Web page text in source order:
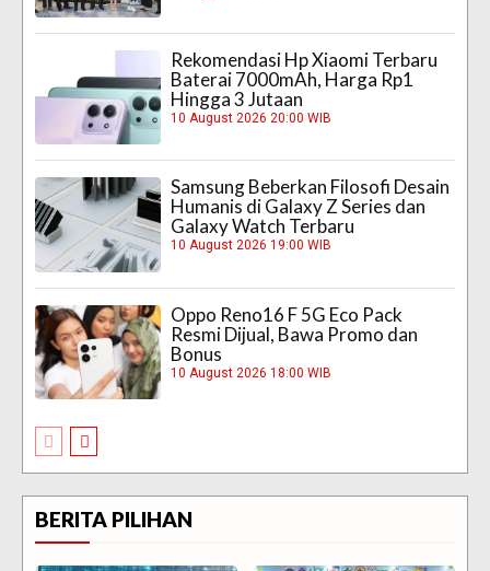
Rekomendasi Hp Xiaomi Terbaru
Baterai 7000mAh, Harga Rp1
Hingga 3 Jutaan
10 August 2026 20:00 WIB
Samsung Beberkan Filosofi Desain
Humanis di Galaxy Z Series dan
Galaxy Watch Terbaru
10 August 2026 19:00 WIB
Oppo Reno16 F 5G Eco Pack
Resmi Dijual, Bawa Promo dan
Bonus
10 August 2026 18:00 WIB
BERITA PILIHAN